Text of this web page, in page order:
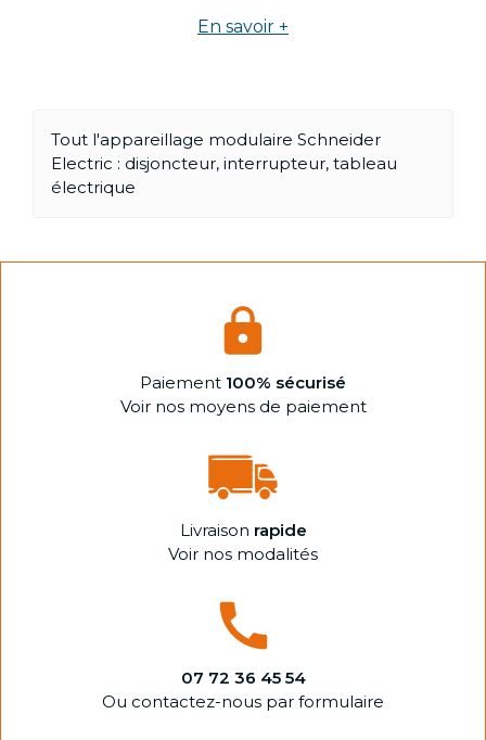
En savoir +
Tout l'appareillage modulaire Schneider
Electric : disjoncteur, interrupteur, tableau
électrique
Paiement 100% sécurisé
Voir nos moyens de paiement
Livraison rapide
Voir nos modalités
07 72 36 45 54
Ou contactez-nous par formulaire